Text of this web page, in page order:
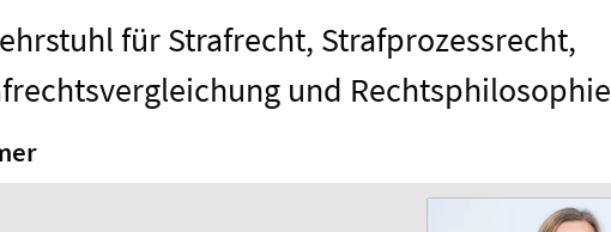
für Strafrecht, Strafprozessrecht,
und Rechtsphilosophie